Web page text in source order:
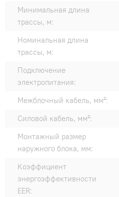
Минимальная длина
трассы, м:
Номинальная длина
трассы, м:
Подключение
электропитания:
Межблочный кабель, мм²:
Силовой кабель, мм²:
Монтажный размер
наружного блока, мм:
Коэффициент
энергоэффективности
EER: